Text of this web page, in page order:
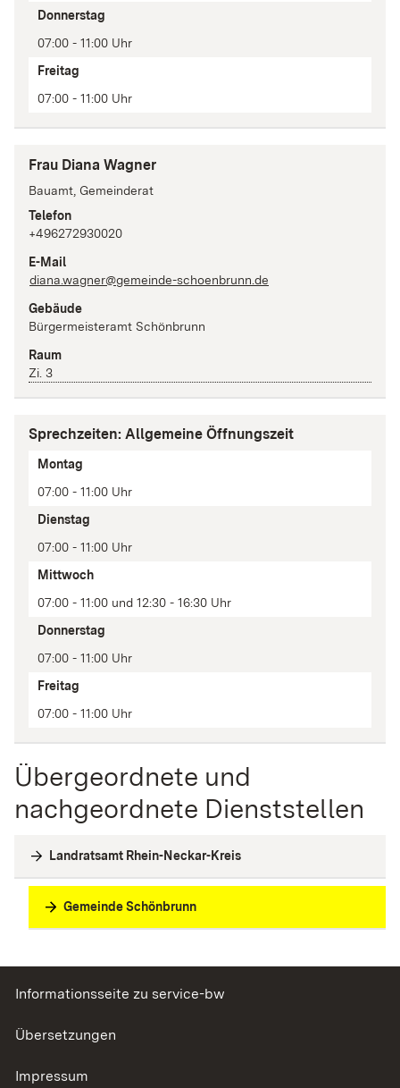
Donnerstag
07:00 - 11:00 Uhr
Freitag
07:00 - 11:00 Uhr
Frau Diana Wagner
Bauamt, Gemeinderat
Telefon
+496272930020
E-Mail
diana.wagner@gemeinde-schoenbrunn.de
Gebäude
Bürgermeisteramt Schönbrunn
Raum
Zi. 3
Sprechzeiten: Allgemeine Öffnungszeit
Tag
Zeit(en)
Anmerkung
Montag
07:00 - 11:00 Uhr
Dienstag
07:00 - 11:00 Uhr
Mittwoch
07:00 - 11:00 und 12:30 - 16:30 Uhr
Donnerstag
07:00 - 11:00 Uhr
Freitag
07:00 - 11:00 Uhr
Übergeordnete und
nachgeordnete Dienststellen
Landratsamt Rhein-Neckar-Kreis
Gemeinde Schönbrunn
Informationsseite zu service-bw
Übersetzungen
Impressum